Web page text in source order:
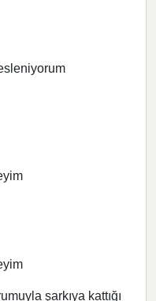
şarkıya kattığı